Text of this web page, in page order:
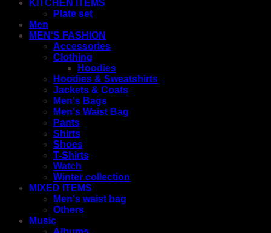
KITCHEN ITEMS
Plate set
Men
MEN'S FASHION
Accessories
Clothing
Hoodies
Hoodies & Sweatshirts
Jackets & Coats
Men's Bags
Men's Waist Bag
Pants
Shirts
Shoes
T-Shirts
Watch
Winter collection
MIXED ITEMS
Men's waist bag
Others
Music